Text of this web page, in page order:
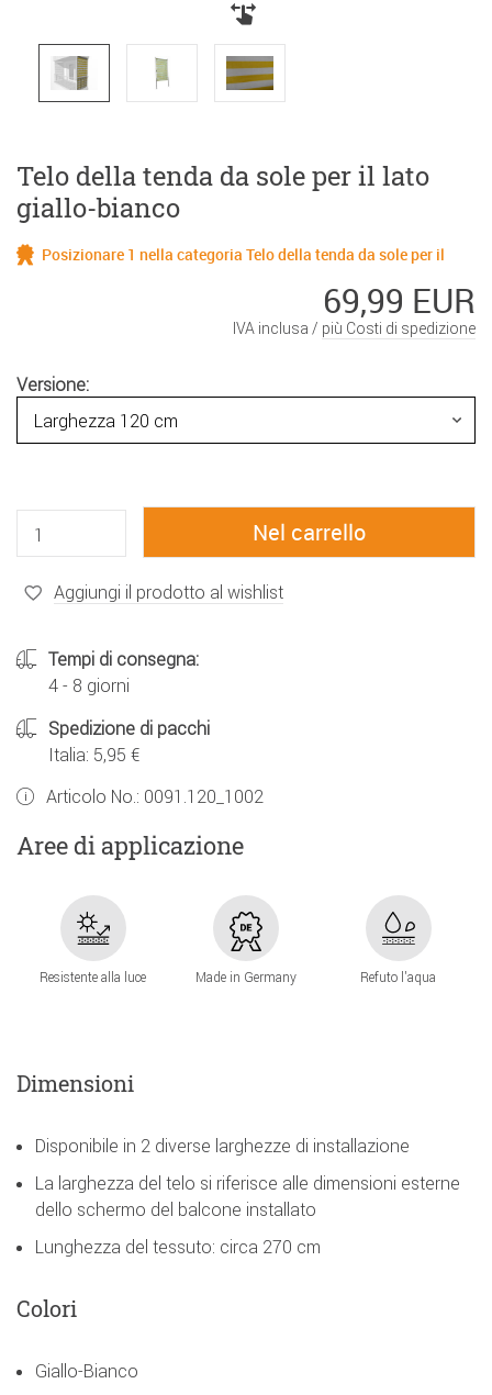
Telo della tenda da sole per il lato
giallo-bianco
Posizionare 1 nella categoria Telo della tenda da sole per il
69,99 EUR
IVA inclusa / più Costi di spedizione
Versione:
Aggiungi il prodotto al wishlist
Tempi di consegna:
4 - 8 giorni
Spedizione di pacchi
Italia: 5,95 €
Articolo No.: 0091.120_1002
Aree di applicazione
Resistente alla luce Made in Germany Refuto l'aqua
Dimensioni
Disponibile in 2 diverse larghezze di installazione
La larghezza del telo si riferisce alle dimensioni esterne
dello schermo del balcone installato
Lunghezza del tessuto: circa 270 cm
Colori
Giallo-Bianco